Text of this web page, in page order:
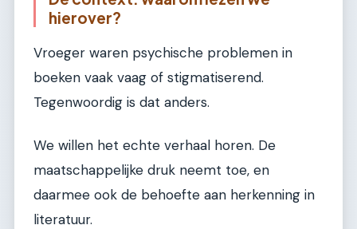
hierover?
Vroeger waren psychische problemen in
boeken vaak vaag of stigmatiserend.
Tegenwoordig is dat anders.
We willen het echte verhaal horen. De
maatschappelijke druk neemt toe, en
daarmee ook de behoefte aan herkenning in
literatuur.